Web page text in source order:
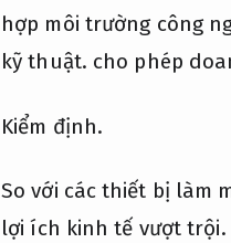
hợp môi trường công
kỹ thuật. cho phép
Kiểm định.
So với các thiết bị làm
lợi ích kinh tế vượt trội.